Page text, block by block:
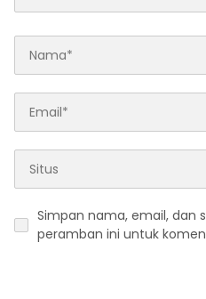
Simpan nama, email, dan
peramban ini untuk